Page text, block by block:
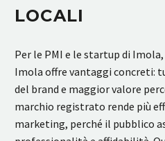
LOCALI
Per le PMI e le startup di
Imola offre vantaggi concreti:
del brand e maggior valore
marchio registrato rende più
marketing, perché il pubblico